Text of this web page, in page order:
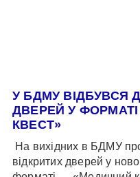
У БДМУ ВІДБУВСЯ
ДВЕРЕЙ У
КВЕСТ»
На вихідних в БДМУ
відкритих дверей у